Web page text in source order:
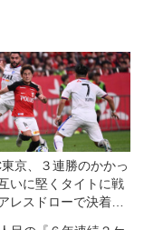
京、３連勝のかかっ
いに堅くタイトに戦
レスドローで決着